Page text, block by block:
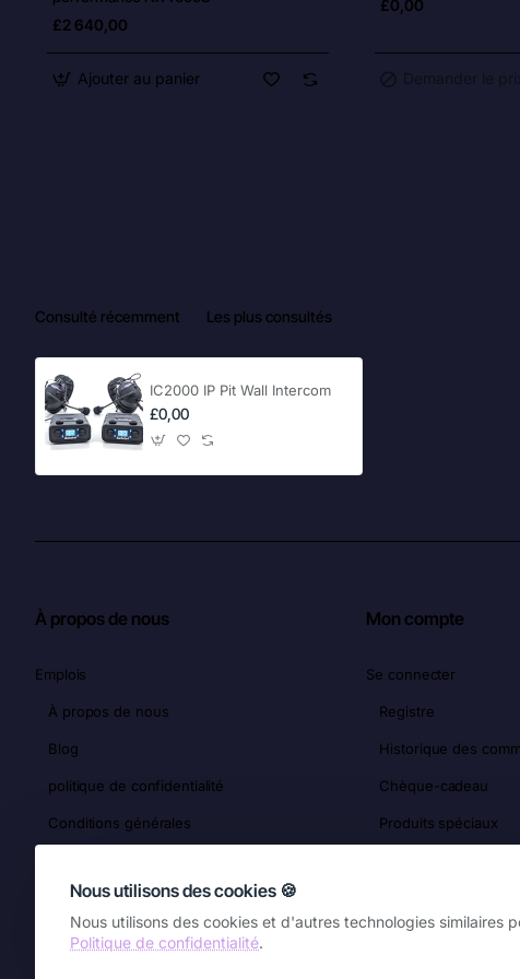
Nous utilisons des cookies 🍪
Nous utilisons des cookies et d'autres technologies similaires
Politique de confidentialité.
£2 640,00
Ajouter au panier
£0,00
Consulté récemment Les plus consultés
IC2000 IP Pit Wall Intercom
£0,00
À propos de nous
Emplois
À propos de nous
Blog
politique de confidentialité
Conditions générales
Mon compte
Se connecter
Registre
Historique des
Chèque-cadeau
Produits spéciaux